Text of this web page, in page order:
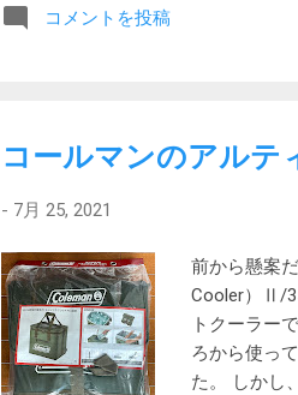
す。前は
ところ悪く
す。 PCの無
MU-MIMO対
18dBm(CE)
した。 まず
ンシーも延
コメントを投稿
コールマンのアルテ
- 7月 25, 2021
前から懸案
Cooler）Ⅱ/
トクーラー
ろから使っ
た。 しかし